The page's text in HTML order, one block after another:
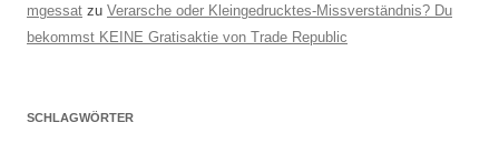
mgessat zu Verarsche oder Kleingedrucktes-Missverständnis? Du
bekommst KEINE Gratisaktie von Trade Republic
SCHLAGWÖRTER